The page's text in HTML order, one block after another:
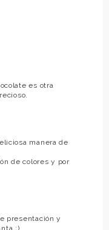
es otra
manera de
de colores y por
presentación y
:)